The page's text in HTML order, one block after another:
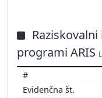
programi ARIS